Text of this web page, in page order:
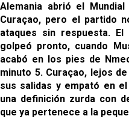
Alemania abrió el
Curaçao, pero el partido
ataques sin respuesta. El
golpeó pronto, cuando
acabó en los pies de
minuto 5. Curaçao, lejos
sus salidas y empató en
una definición zurda con
que ya pertenece a la